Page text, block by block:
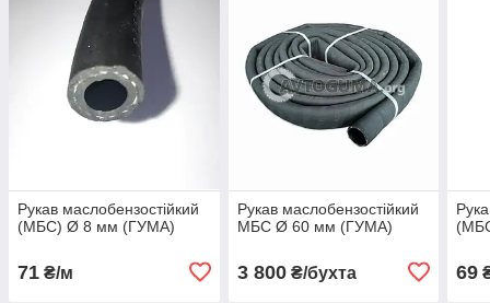
Рукав маслобензостійкий
(МБС) Ø 8 мм (ГУМА)
71 ₴/м
Рукав маслобензостійкий
МБС Ø 60 мм (ГУМА)
3 800₴/бухта 69